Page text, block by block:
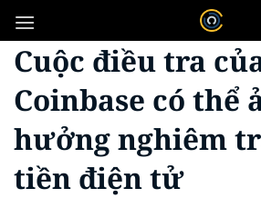
qua
nội
dung
Cuộc điều tra
Coinbase có thể
hưởng nghiêm
tiền điện tử